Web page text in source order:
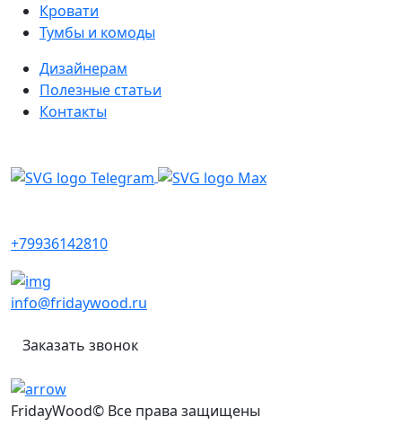
Кровати
Тумбы и комоды
Дизайнерам
Полезные статьи
Контакты
+79936142810
info@fridaywood.ru
Заказать звонок
FridayWood© Все права защищены